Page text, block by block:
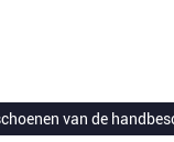
van de